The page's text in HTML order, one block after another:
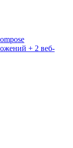
+ 2 веб-